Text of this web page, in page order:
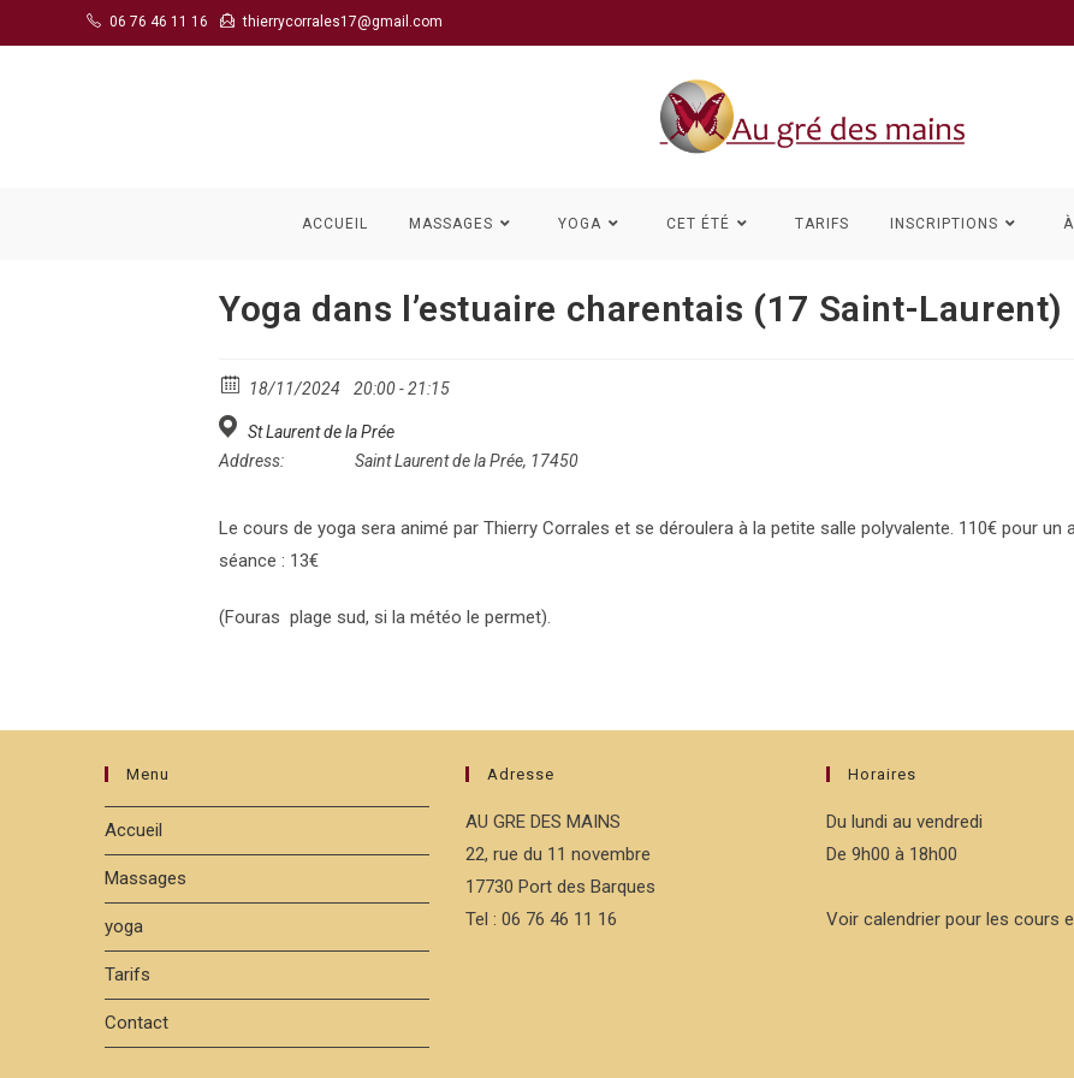
to
06 76 46 11 16 thierrycorrales17@gmail.com
ACCUEIL MASSAGES YOGA CET ÉTÉ TARIFS INSCRIPTIONS
Yoga dans l’estuaire charentais (17 Saint-Laurent)
18/11/2024 20:00 - 21:15
St Laurent de la Prée
Address:
Saint Laurent de la Prée, 17450
Le cours de yoga sera animé par Thierry Corrales et se déroulera à la petite salle polyvalente. 110€ pour
séance : 13€
(Fouras plage sud, si la météo le permet).
Menu
Accueil
Massages
yoga
Tarifs
Contact
Adresse
AU GRE DES MAINS
22, rue du 11 novembre
17730 Port des Barques
Tel : 06 76 46 11 16
Horaires
Du lundi au vendredi
De 9h00 à 18h00
Voir calendrier pour les cours